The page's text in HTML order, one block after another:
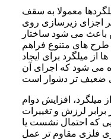
معمولا به سقف
اجزای زیرسازی روی
می شود ساختار
طرح های متنوع فراهم
میلگرد برای ایجاد
می شود که اجرای آن
میلگرد، افزایش دوام
لرزش و تغییرات
که احتمال نشست یا
فلزی مقاوم تر عمل